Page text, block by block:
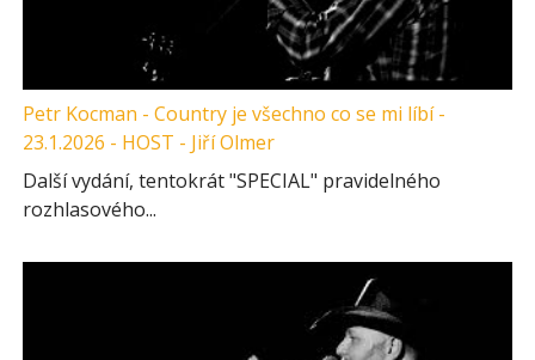
Petr Kocman - Country je všechno co se mi líbí -
23.1.2026 - HOST - Jiří Olmer
Další vydání, tentokrát "SPECIAL" pravidelného
rozhlasového...